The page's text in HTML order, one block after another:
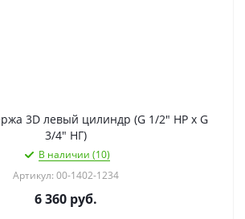
3D левый цилиндр (G 1/2" НР х G
3/4" НГ)
В наличии (10)
Артикул: 00-1402-1234
6 360 руб.